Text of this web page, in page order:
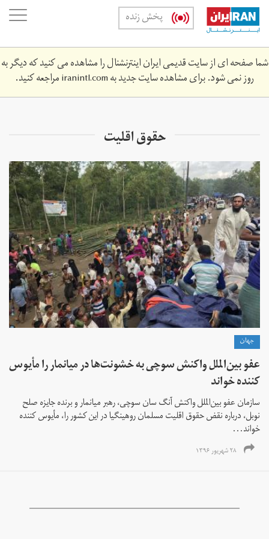
Skip
main
content
پخش زنده
شما صفحه ای از سایت قدیمی ایران اینترنشنال را مشاهده می کنید که دیگر به
روز نمی شود. برای مشاهده سایت جدید بهiranintl.comمراجعه کنید.
حقوق اقلیت
جهان
عفو بین‌الملل واکنش سوچی به خشونت‌ها در میانمار را مأیوس
کننده خواند
سازمان عفو بین‌الملل واکنش آنگ سان سوچی، رهبر میانمار و برنده جایزه صلح
نوبل، درباره نقض حقوق اقلیت مسلمان روهینگیا در این کشور را، مأیوس کننده
خواند...
۲۸ شهریور ۱۳۹۶